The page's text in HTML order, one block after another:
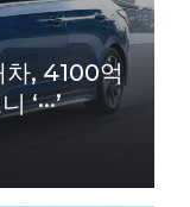
차, 4100억